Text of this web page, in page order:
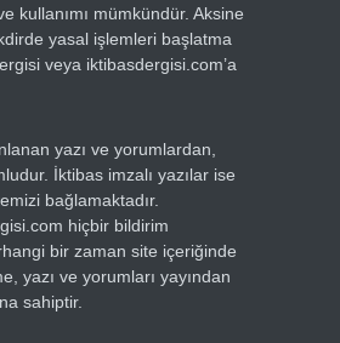
kullanımı mümkündür. Aksine
yasal işlemleri başlatma
veya iktibasdergisi.com’a
yazı ve yorumlardan,
İktibas imzalı yazılar ise
bağlamaktadır.
hiçbir bildirim
bir zaman site içeriğinde
yazı ve yorumları yayından
sahiptir.